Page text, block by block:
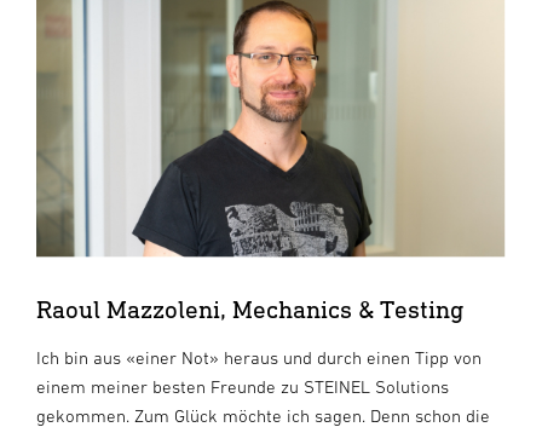
Raoul Mazzoleni, Mechanics & Testing
Ich bin aus «einer Not» heraus und durch einen Tipp von
einem meiner besten Freunde zu STEINEL Solutions
gekommen. Zum Glück möchte ich sagen. Denn schon die